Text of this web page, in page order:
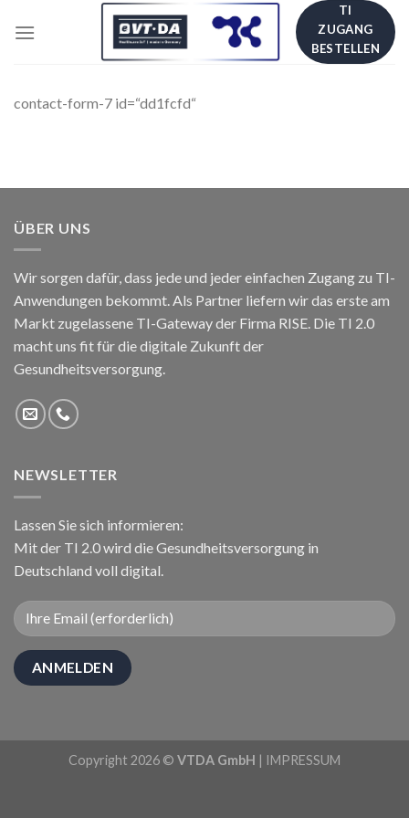
TI
ZUGANG
BESTELLEN
contact-form-7 id=“dd1fcfd“
ÜBER UNS
Wir sorgen dafür, dass jede und jeder einfachen Zugang zu TI-
Anwendungen bekommt. Als Partner liefern wir das erste am
Markt zugelassene TI-Gateway der Firma RISE. Die TI 2.0
macht uns fit für die digitale Zukunft der
Gesundheitsversorgung.
NEWSLETTER
Lassen Sie sich informieren:
Mit der TI 2.0 wird die Gesundheitsversorgung in
Deutschland voll digital.
Copyright 2026 © VTDA GmbH | IMPRESSUM